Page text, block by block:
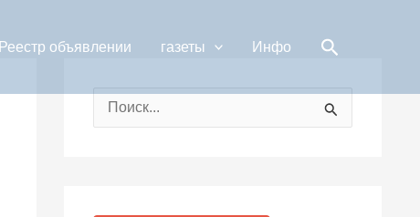
Реестр объявлении газеты Инфо Поиск